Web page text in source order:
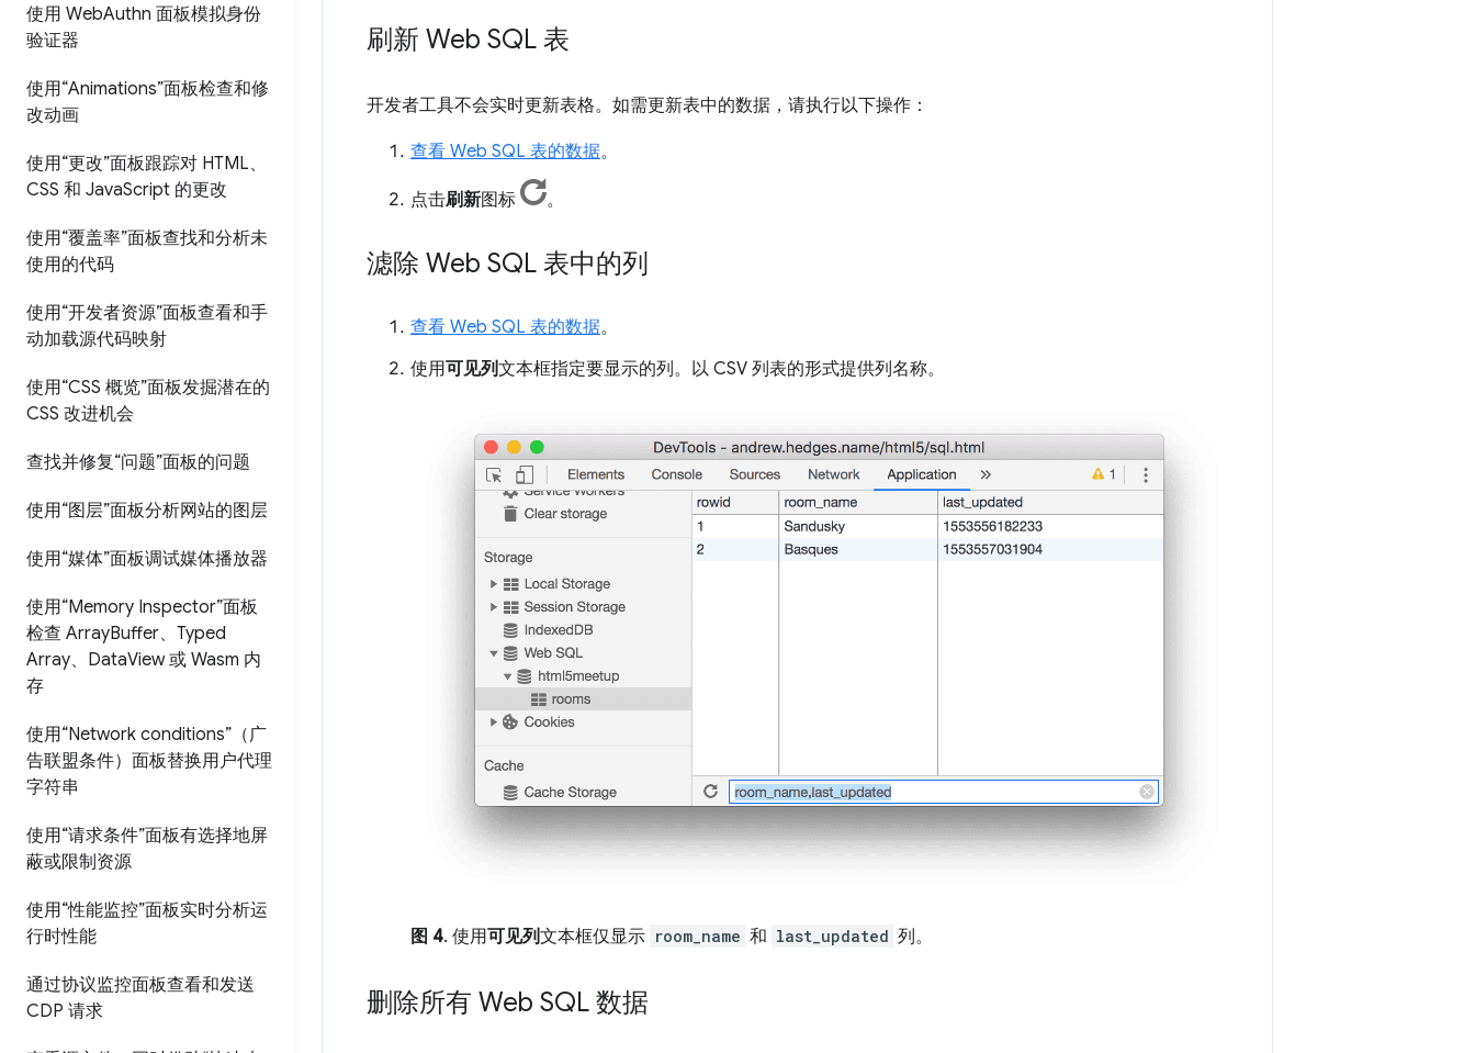
使用 WebAuthn 面板模拟身份
验证器
使用“Animations”面板检查和修
改动画
使用“更改”面板跟踪对 HTML、
CSS 和 JavaScript 的更改
使用“覆盖率”面板查找和分析未
使用的代码
使用“开发者资源”面板查看和手
动加载源代码映射
使用“CSS 概览”面板发掘潜在的
CSS 改进机会
查找并修复“问题”面板的问题
使用“图层”面板分析网站的图层
使用“媒体”面板调试媒体播放器
使用“Memory Inspector”面板
检查 ArrayBuffer、Typed
Array、DataView 或 Wasm 内
存
使用“Network conditions”（广
告联盟条件）面板替换用户代理
字符串
使用“请求条件”面板有选择地屏
蔽或限制资源
使用“性能监控”面板实时分析运
行时性能
通过协议监控面板查看和发送
CDP 请求
刷新 Web SQL 表
开发者工具不会实时更新表格。如需更新表中的数据，请执行以下操作：
查看 Web SQL 表的数据。
点击刷新图标 。
滤除 Web SQL 表中的列
查看 Web SQL 表的数据。
使用可见列文本框指定要显示的列。以 CSV 列表的形式提供列名称。
图 4. 使用可见列文本框仅显示 room_name 和 last_updated 列。
删除所有 Web SQL 数据